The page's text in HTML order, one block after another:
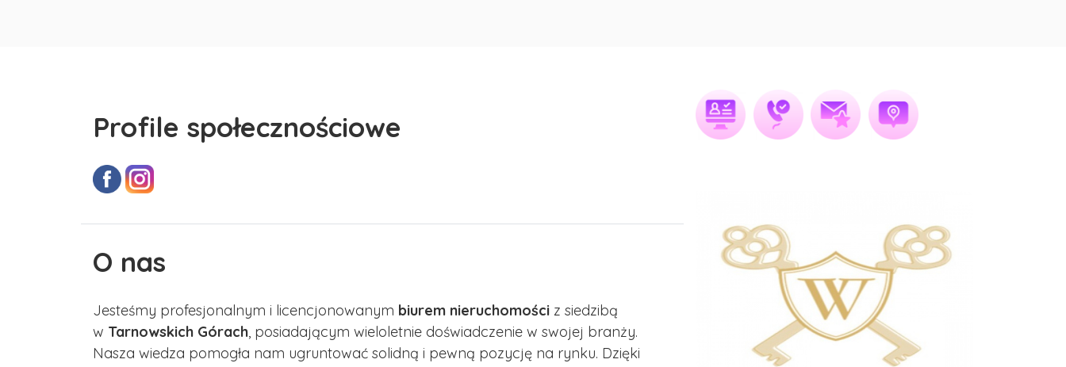
Profile społecznościowe
O nas
Jesteśmy profesjonalnym i licencjonowanym biurem nieruchomości z siedzibą
w Tarnowskich Górach, posiadającym wieloletnie doświadczenie w swojej branży.
Nasza wiedza pomogła nam ugruntować solidną i pewną pozycję na rynku. Dzięki